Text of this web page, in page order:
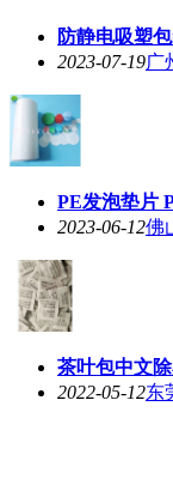
防静电吸塑
2023-07-19广
PE发泡垫片
2023-06-12佛
茶叶包中文
2022-05-12东